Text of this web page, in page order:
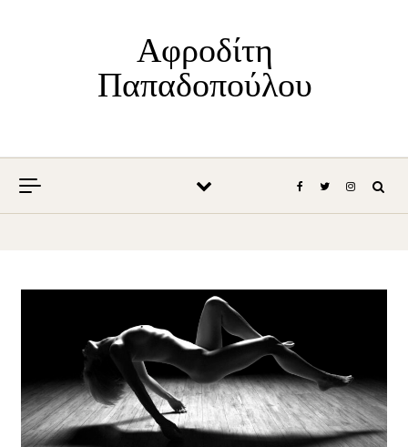
Αφροδίτη
Παπαδοπούλου